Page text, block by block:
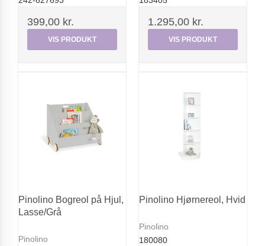
399,00 kr.
VIS PRODUKT
1.295,00 kr.
VIS PRODUKT
Pinolino Bogreol på Hjul,
Lasse/Grå
Pinolino
Pinolino Hjørnereol, Hvid
Pinolino
180080